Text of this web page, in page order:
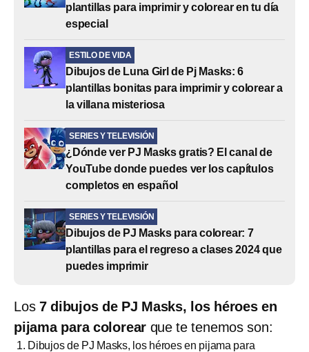
plantillas para imprimir y colorear en tu día
especial
ESTILO DE VIDA
Dibujos de Luna Girl de Pj Masks: 6
plantillas bonitas para imprimir y colorear a
la villana misteriosa
SERIES Y TELEVISIÓN
¿Dónde ver PJ Masks gratis? El canal de
YouTube donde puedes ver los capítulos
completos en español
SERIES Y TELEVISIÓN
Dibujos de PJ Masks para colorear: 7
plantillas para el regreso a clases 2024 que
puedes imprimir
Los7 dibujos de PJ Masks, los héroes en
pijama para colorear que te tenemos son:
Dibujos de PJ Masks, los héroes en pijama para